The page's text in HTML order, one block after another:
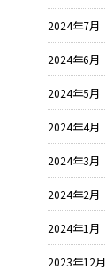
2024年7月
2024年6月
2024年5月
2024年4月
2024年3月
2024年2月
2024年1月
2023年12月